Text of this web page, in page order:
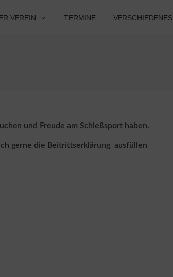
VEREIN TERMINE VERSCHIEDENES
und Freude am Schießsport haben.
gerne die Beitrittserklärung ausfüllen